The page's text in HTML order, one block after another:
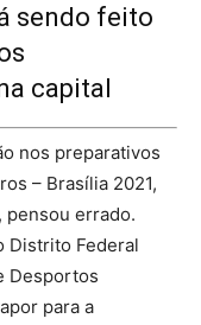
sendo feito
capital
nos preparativos
– Brasília 2021,
pensou errado.
Distrito Federal
Desportos
para a